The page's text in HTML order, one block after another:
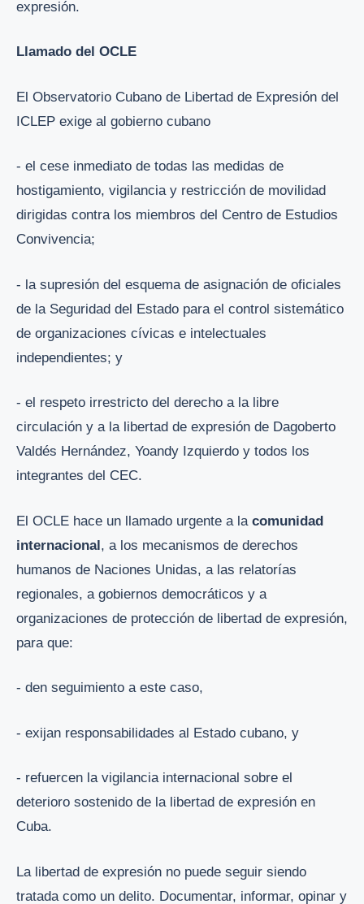
expresión.
Llamado del OCLE
El Observatorio Cubano de Libertad de Expresión del
ICLEP exige al gobierno cubano
- el cese inmediato de todas las medidas de
hostigamiento, vigilancia y restricción de movilidad
dirigidas contra los miembros del Centro de Estudios
Convivencia;
- la supresión del esquema de asignación de oficiales
de la Seguridad del Estado para el control sistemático
de organizaciones cívicas e intelectuales
independientes; y
- el respeto irrestricto del derecho a la libre
circulación y a la libertad de expresión de Dagoberto
Valdés Hernández, Yoandy Izquierdo y todos los
integrantes del CEC.
El OCLE hace un llamado urgente a la comunidad
internacional, a los mecanismos de derechos
humanos de Naciones Unidas, a las relatorías
regionales, a gobiernos democráticos y a
organizaciones de protección de libertad de expresión,
para que:
- den seguimiento a este caso,
- exijan responsabilidades al Estado cubano, y
- refuercen la vigilancia internacional sobre el
deterioro sostenido de la libertad de expresión en
Cuba.
La libertad de expresión no puede seguir siendo
tratada como un delito. Documentar, informar, opinar y